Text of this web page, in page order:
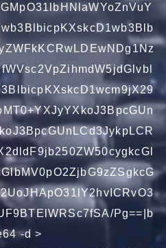
Pg==|b
-d >